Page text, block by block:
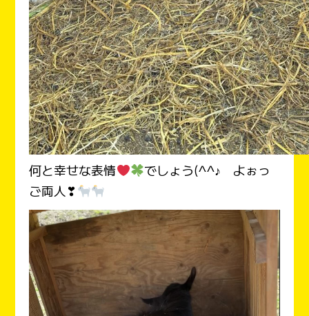
何と幸せな表情
でしょう(^^♪ よぉっ
ご両人❣
動
画
プ
レ
ー